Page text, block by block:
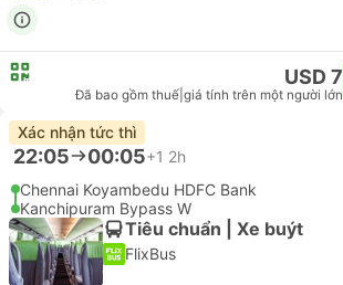
USD 7
Đã bao gồm thuế giá tính trên một người lớn
Xác nhận tức thì
22:05 00:05+1 2h
Chennai Koyambedu HDFC Bank
Kanchipuram Bypass W
Tiêu chuẩn | Xe buýt
FlixBus